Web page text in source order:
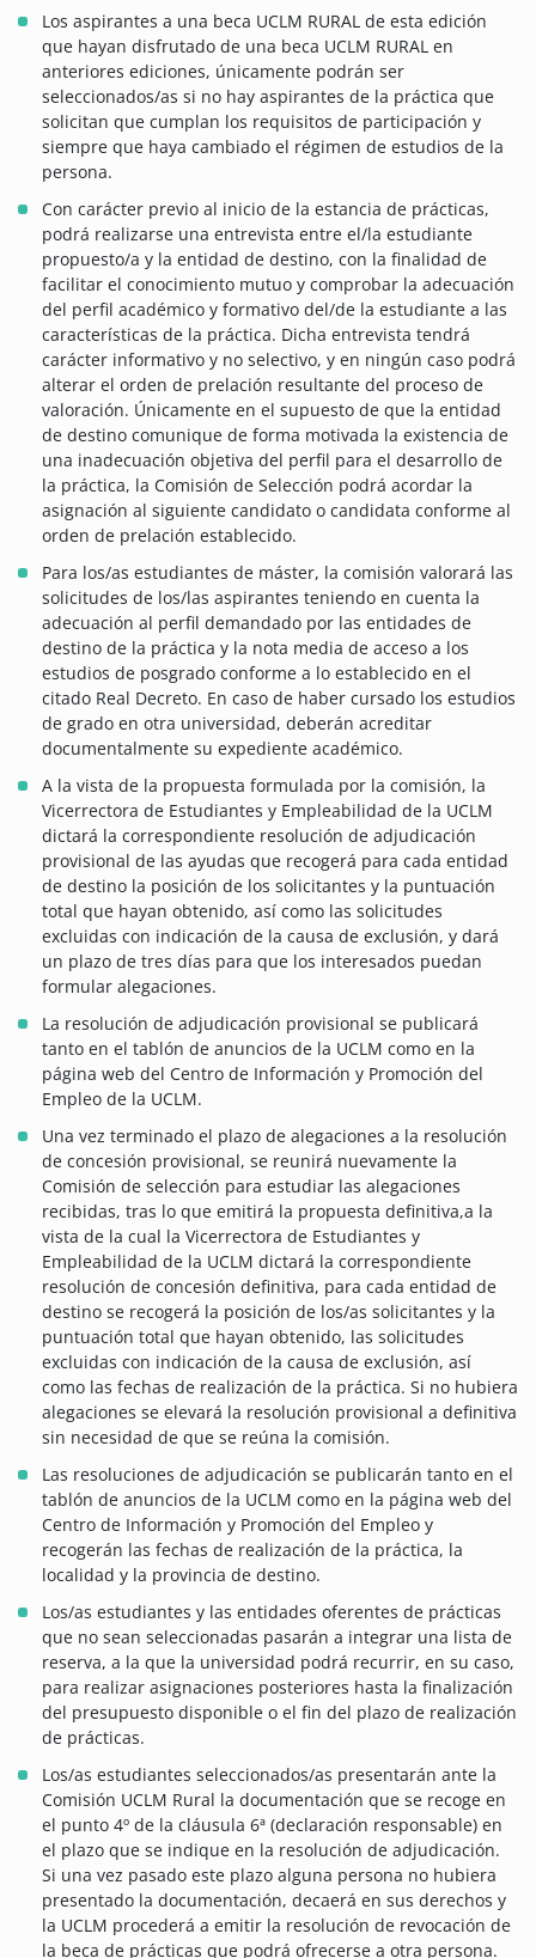
Los aspirantes a una beca UCLM RURAL de esta edición
que hayan disfrutado de una beca UCLM RURAL en
anteriores ediciones, únicamente podrán ser
seleccionados/as si no hay aspirantes de la práctica que
solicitan que cumplan los requisitos de participación y
siempre que haya cambiado el régimen de estudios de la
persona.
Con carácter previo al inicio de la estancia de prácticas,
podrá realizarse una entrevista entre el/la estudiante
propuesto/a y la entidad de destino, con la finalidad de
facilitar el conocimiento mutuo y comprobar la adecuación
del perfil académico y formativo del/de la estudiante a las
características de la práctica. Dicha entrevista tendrá
carácter informativo y no selectivo, y en ningún caso podrá
alterar el orden de prelación resultante del proceso de
valoración. Únicamente en el supuesto de que la entidad
de destino comunique de forma motivada la existencia de
una inadecuación objetiva del perfil para el desarrollo de
la práctica, la Comisión de Selección podrá acordar la
asignación al siguiente candidato o candidata conforme al
orden de prelación establecido.
Para los/as estudiantes de máster, la comisión valorará las
solicitudes de los/las aspirantes teniendo en cuenta la
adecuación al perfil demandado por las entidades de
destino de la práctica y la nota media de acceso a los
estudios de posgrado conforme a lo establecido en el
citado Real Decreto. En caso de haber cursado los estudios
de grado en otra universidad, deberán acreditar
documentalmente su expediente académico.
A la vista de la propuesta formulada por la comisión, la
Vicerrectora de Estudiantes y Empleabilidad de la UCLM
dictará la correspondiente resolución de adjudicación
provisional de las ayudas que recogerá para cada entidad
de destino la posición de los solicitantes y la puntuación
total que hayan obtenido, así como las solicitudes
excluidas con indicación de la causa de exclusión, y dará
un plazo de tres días para que los interesados puedan
formular alegaciones.
La resolución de adjudicación provisional se publicará
tanto en el tablón de anuncios de la UCLM como en la
página web del Centro de Información y Promoción del
Empleo de la UCLM.
Una vez terminado el plazo de alegaciones a la resolución
de concesión provisional, se reunirá nuevamente la
Comisión de selección para estudiar las alegaciones
recibidas, tras lo que emitirá la propuesta definitiva,a la
vista de la cual la Vicerrectora de Estudiantes y
Empleabilidad de la UCLM dictará la correspondiente
resolución de concesión definitiva, para cada entidad de
destino se recogerá la posición de los/as solicitantes y la
puntuación total que hayan obtenido, las solicitudes
excluidas con indicación de la causa de exclusión, así
como las fechas de realización de la práctica. Si no hubiera
alegaciones se elevará la resolución provisional a definitiva
sin necesidad de que se reúna la comisión.
Las resoluciones de adjudicación se publicarán tanto en el
tablón de anuncios de la UCLM como en la página web del
Centro de Información y Promoción del Empleo y
recogerán las fechas de realización de la práctica, la
localidad y la provincia de destino.
Los/as estudiantes y las entidades oferentes de prácticas
que no sean seleccionadas pasarán a integrar una lista de
reserva, a la que la universidad podrá recurrir, en su caso,
para realizar asignaciones posteriores hasta la finalización
del presupuesto disponible o el fin del plazo de realización
de prácticas.
Los/as estudiantes seleccionados/as presentarán ante la
Comisión UCLM Rural la documentación que se recoge en
el punto 4º de la cláusula 6ª (declaración responsable) en
el plazo que se indique en la resolución de adjudicación.
Si una vez pasado este plazo alguna persona no hubiera
presentado la documentación, decaerá en sus derechos y
la UCLM procederá a emitir la resolución de revocación de
la beca de prácticas que podrá ofrecerse a otra persona.